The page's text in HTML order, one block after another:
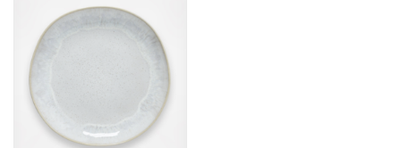
Over Simon's Tafel
Cadeaubonnen